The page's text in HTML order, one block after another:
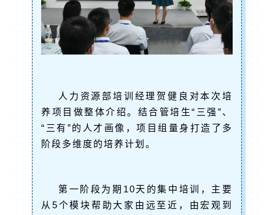
人力资源部培训经理贺健良对本次培
养项目做整体介绍。结合管培生“三强”、
“三有”的人才画像，项目组量身打造了多
阶段多维度的培养计划。
第一阶段为期10天的集中培训，主要
从5个模块帮助大家由远至近，由宏观到